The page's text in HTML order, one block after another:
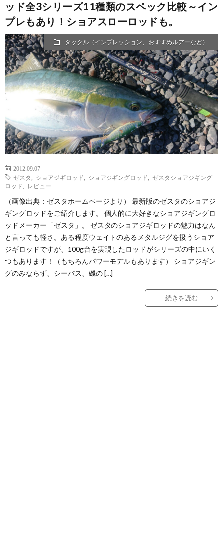
ッド全3シリーズ11種類のスペック比較～イン
プレもあり！ショアスローロッドも。
タックル（インプレッション、おすすめルアーなど）
2012.09.07
ゼスタ
ショアジギロッド ショアジギングロッド
ゼスタショアジギング
ロッド
レビュー
（画像出典：ゼスタホームページより） 最新版のゼスタのショアジ
ギングロッドをご紹介します。 個人的に大好きなショアジギングロ
ッドメーカー「ゼスタ」。 ゼスタのショアジギロッドの魅力はなん
と言っても軽さ。ある程度ウェイトのあるメタルジグを扱うショア
ジギロッドですが、100g台を実現したロッドがシリーズの中にいく
つもあります！（もちろんパワーモデルもあります） ショアジギン
グのみならず、シーバス、磯の […]
続きを読む